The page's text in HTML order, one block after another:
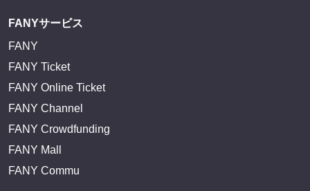
FANYサービス
FANY
FANY Ticket
FANY Online Ticket
FANY Channel
FANY Crowdfunding
FANY Mall
FANY Commu